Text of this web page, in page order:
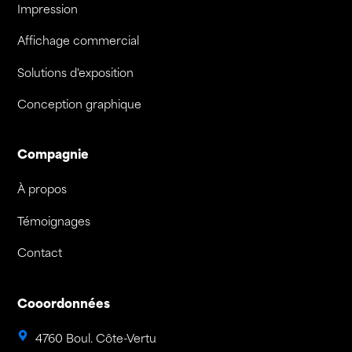
Impression
Affichage commercial
Solutions d'exposition
Conception graphique
Compagnie
À propos
Témoignages
Contact
Cooordonnées
4760 Boul. Côte-Vertu